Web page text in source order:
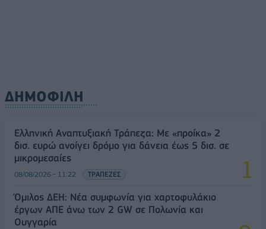
ΔΗΜΟΦΙΛΗ
Ελληνική Αναπτυξιακή Τράπεζα: Με «προίκα» 2
δισ. ευρώ ανοίγει δρόμο για δάνεια έως 5 δισ. σε
μικρομεσαίες
08/08/2026 - 11:22 ΤΡΑΠΕΖΕΣ
Όμιλος ΔΕΗ: Νέα συμφωνία για χαρτοφυλάκιο
έργων ΑΠΕ άνω των 2 GW σε Πολωνία και
Ουγγαρία